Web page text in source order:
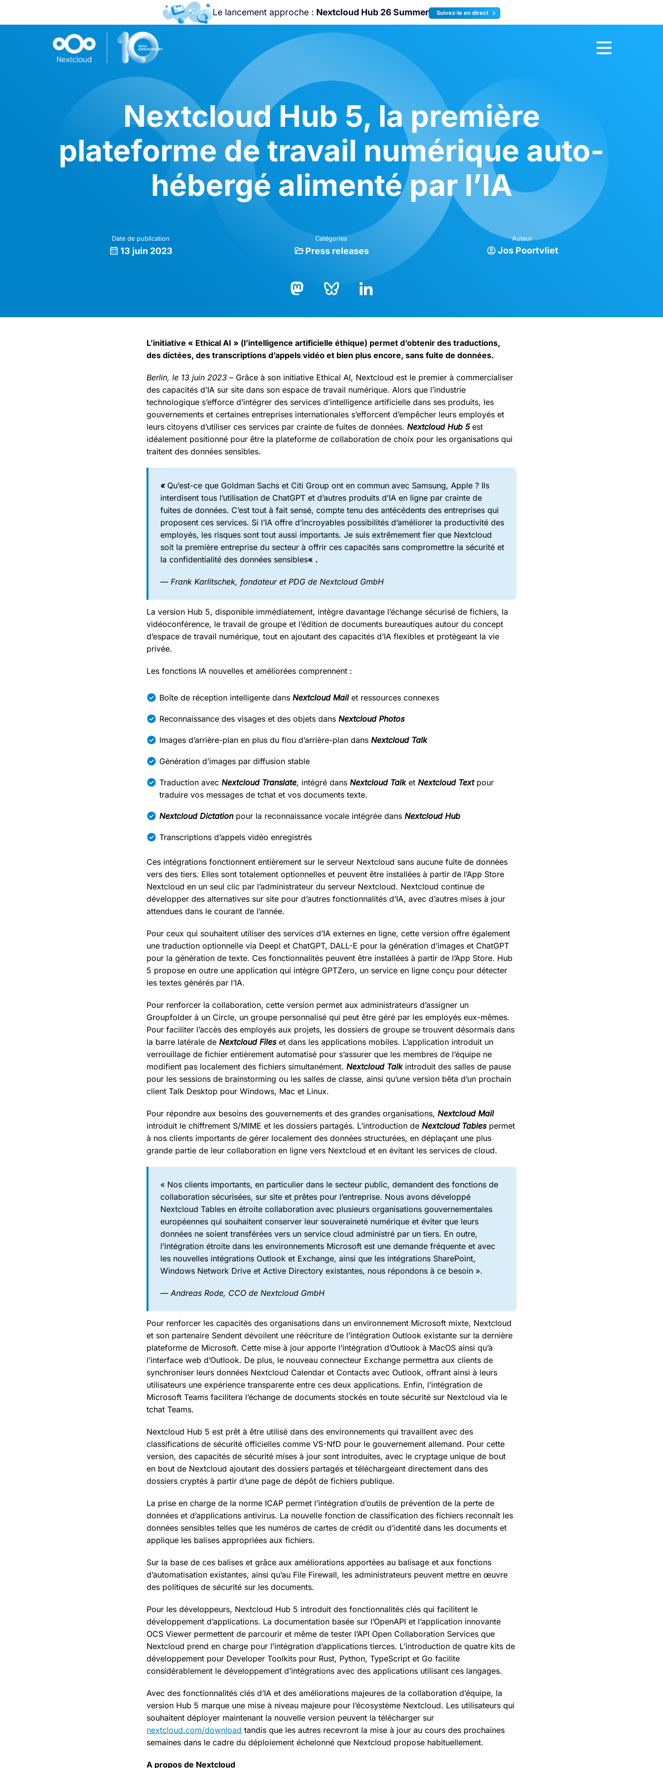
Le lancement approche : Nextcloud Hub 26 Summer Suivez-le en direct
Rejoignez-nous à la
Community Conference
Nextcloud Hub 5, la première
plateforme de travail numérique auto-
hébergé alimenté par l’IA
Date de publication
13 juin 2023
Catégories
Press releases
Auteur
Jos Poortvliet
L’initiative « Ethical AI » (l’intelligence artificielle éthique) permet d’obtenir des traductions,
des dictées, des transcriptions d’appels vidéo et bien plus encore, sans fuite de données.
Berlin, le 13 juin 2023 – Grâce à son initiative Ethical AI, Nextcloud est le premier à commercialiser
des capacités d’IA sur site dans son espace de travail numérique. Alors que l’industrie
technologique s’efforce d’intégrer des services d’intelligence artificielle dans ses produits, les
gouvernements et certaines entreprises internationales s’efforcent d’empêcher leurs employés et
leurs citoyens d’utiliser ces services par crainte de fuites de données.Nextcloud Hub 5est
idéalement positionné pour être la plateforme de collaboration de choix pour les organisations qui
traitent des données sensibles.
« Qu’est-ce que Goldman Sachs et Citi Group ont en commun avec Samsung, Apple ? Ils
interdisent tous l’utilisation de ChatGPT et d’autres produits d’IA en ligne par crainte de
fuites de données. C’est tout à fait sensé, compte tenu des antécédents des entreprises qui
proposent ces services. Si l’IA offre d’incroyables possibilités d’améliorer la productivité des
employés, les risques sont tout aussi importants. Je suis extrêmement fier que Nextcloud
soit la première entreprise du secteur à offrir ces capacités sans compromettre la sécurité et
la confidentialité des données sensibles« .
— Frank Karlitschek, fondateur et PDG de Nextcloud GmbH
La version Hub 5, disponible immédiatement, intègre davantage l’échange sécurisé de fichiers, la
vidéoconférence, le travail de groupe et l’édition de documents bureautiques autour du concept
d’espace de travail numérique, tout en ajoutant des capacités d’IA flexibles et protégeant la vie
privée.
Les fonctions IA nouvelles et améliorées comprennent :
Boîte de réception intelligente dansNextcloud Mailet ressources connexes
Reconnaissance des visages et des objets dansNextcloud Photos
Images d’arrière-plan en plus du flou d’arrière-plan dansNextcloud Talk
Génération d’images par diffusion stable
Traduction avecNextcloud Translate, intégré dansNextcloud TalketNextcloud Textpour
traduire vos messages de tchat et vos documents texte.
Nextcloud Dictationpour la reconnaissance vocale intégrée dansNextcloud Hub
Transcriptions d’appels vidéo enregistrés
Ces intégrations fonctionnent entièrement sur le serveur Nextcloud sans aucune fuite de données
vers des tiers. Elles sont totalement optionnelles et peuvent être installées à partir de l’App Store
Nextcloud en un seul clic par l’administrateur du serveur Nextcloud. Nextcloud continue de
développer des alternatives sur site pour d’autres fonctionnalités d’IA, avec d’autres mises à jour
attendues dans le courant de l’année.
Pour ceux qui souhaitent utiliser des services d’IA externes en ligne, cette version offre également
une traduction optionnelle via Deepl et ChatGPT, DALL-E pour la génération d’images et ChatGPT
pour la génération de texte. Ces fonctionnalités peuvent être installées à partir de l’App Store. Hub
5 propose en outre une application qui intègre GPTZero, un service en ligne conçu pour détecter
les textes générés par l’IA.
Pour renforcer la collaboration, cette version permet aux administrateurs d’assigner un
Groupfolder à un Circle, un groupe personnalisé qui peut être géré par les employés eux-mêmes.
Pour faciliter l’accès des employés aux projets, les dossiers de groupe se trouvent désormais dans
la barre latérale deNextcloud Fileset dans les applications mobiles. L’application introduit un
verrouillage de fichier entièrement automatisé pour s’assurer que les membres de l’équipe ne
modifient pas localement des fichiers simultanément.Nextcloud Talkintroduit des salles de pause
pour les sessions de brainstorming ou les salles de classe, ainsi qu’une version bêta d’un prochain
client Talk Desktop pour Windows, Mac et Linux.
Pour répondre aux besoins des gouvernements et des grandes organisations,Nextcloud Mail
introduit le chiffrement S/MIME et les dossiers partagés. L’introduction deNextcloud Tablespermet
à nos clients importants de gérer localement des données structurées, en déplaçant une plus
grande partie de leur collaboration en ligne vers Nextcloud et en évitant les services de cloud.
« Nos clients importants, en particulier dans le secteur public, demandent des fonctions de
collaboration sécurisées, sur site et prêtes pour l’entreprise. Nous avons développé
Nextcloud Tables en étroite collaboration avec plusieurs organisations gouvernementales
européennes qui souhaitent conserver leur souveraineté numérique et éviter que leurs
données ne soient transférées vers un service cloud administré par un tiers. En outre,
l’intégration étroite dans les environnements Microsoft est une demande fréquente et avec
les nouvelles intégrations Outlook et Exchange, ainsi que les intégrations SharePoint,
Windows Network Drive et Active Directory existantes, nous répondons à ce besoin ».
— Andreas Rode, CCO de Nextcloud GmbH
Pour renforcer les capacités des organisations dans un environnement Microsoft mixte, Nextcloud
et son partenaire Sendent dévoilent une réécriture de l’intégration Outlook existante sur la dernière
plateforme de Microsoft. Cette mise à jour apporte l’intégration d’Outlook à MacOS ainsi qu’à
l’interface web d’Outlook. De plus, le nouveau connecteur Exchange permettra aux clients de
synchroniser leurs données Nextcloud Calendar et Contacts avec Outlook, offrant ainsi à leurs
utilisateurs une expérience transparente entre ces deux applications. Enfin, l’intégration de
Microsoft Teams facilitera l’échange de documents stockés en toute sécurité sur Nextcloud via le
tchat Teams.
Nextcloud Hub 5 est prêt à être utilisé dans des environnements qui travaillent avec des
classifications de sécurité officielles comme VS-NfD pour le gouvernement allemand. Pour cette
version, des capacités de sécurité mises à jour sont introduites, avec le cryptage unique de bout
en bout de Nextcloud ajoutant des dossiers partagés et téléchargeant directement dans des
dossiers cryptés à partir d’une page de dépôt de fichiers publique.
La prise en charge de la norme ICAP permet l’intégration d’outils de prévention de la perte de
données et d’applications antivirus. La nouvelle fonction de classification des fichiers reconnaît les
données sensibles telles que les numéros de cartes de crédit ou d’identité dans les documents et
applique les balises appropriées aux fichiers.
Sur la base de ces balises et grâce aux améliorations apportées au balisage et aux fonctions
d’automatisation existantes, ainsi qu’au File Firewall, les administrateurs peuvent mettre en œuvre
des politiques de sécurité sur les documents.
Pour les développeurs, Nextcloud Hub 5 introduit des fonctionnalités clés qui facilitent le
développement d’applications. La documentation basée sur l’OpenAPI et l’application innovante
OCS Viewer permettent de parcourir et même de tester l’API Open Collaboration Services que
Nextcloud prend en charge pour l’intégration d’applications tierces. L’introduction de quatre kits de
développement pour Developer Toolkits pour Rust, Python, TypeScript et Go facilite
considérablement le développement d’intégrations avec des applications utilisant ces langages.
Avec des fonctionnalités clés d’IA et des améliorations majeures de la collaboration d’équipe, la
version Hub 5 marque une mise à niveau majeure pour l’écosystème Nextcloud. Les utilisateurs qui
souhaitent déployer maintenant la nouvelle version peuvent la télécharger sur
nextcloud.com/download tandis que les autres recevront la mise à jour au cours des prochaines
semaines dans le cadre du déploiement échelonné que Nextcloud propose habituellement.
A propos de Nextcloud